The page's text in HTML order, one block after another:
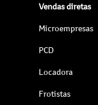
Vendas diretas
Microempresas
PCD
Locadora
Frotistas